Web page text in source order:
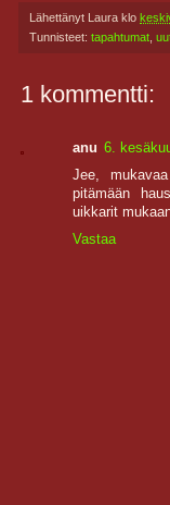
Lähettänyt Laura klo
Tunnisteet: tapahtumat
1 kommentti:
anu 6.
Jee,
pitämään
uikkarit
Vastaa